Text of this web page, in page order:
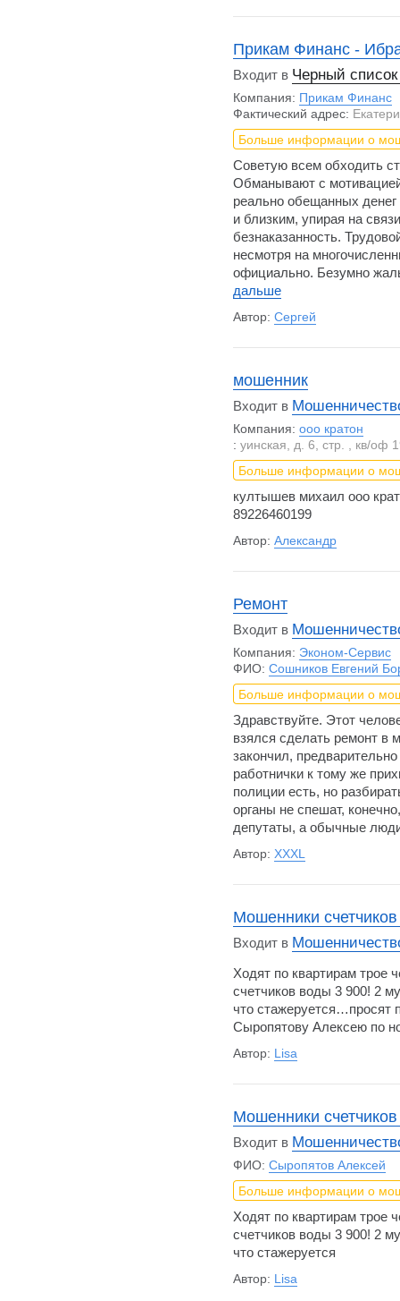
Прикам Финанс -
Входит в Черный
Компания: Прикам Финанс
Фактический адрес:
Больше информации о
Советую всем обходить
Обманывают с
реально обещанных
и близким, упирая на
безнаказанность.
несмотря на
официально. Безумно
дальше
Автор: Сергей
мошенник
Входит в
Компания: ооо кратон
: уинская, д. 6, стр. , кв/оф
Больше информации о
култышев михаил ооо
89226460199
Автор: Александр
Ремонт
Входит в
Компания: Эконом-Сервис
ФИО: Сошников Евгений
Больше информации о
Здравствуйте. Этот
взялся сделать ремонт в
закончил,
работнички к тому же
полиции есть, но
органы не спешат,
депутаты, а обычные
Автор: XXXL
Мошенники
Входит в
Ходят по квартирам трое
счетчиков воды 3 900! 2
что стажеруется…просят
Сыропятову Алексею по
Автор: Lisa
Мошенники
Входит в
ФИО: Сыропятов Алексей
Больше информации о
Ходят по квартирам трое
счетчиков воды 3 900! 2
что стажеруется
Автор: Lisa